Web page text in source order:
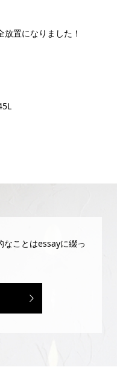
放置になりました！
ことはessayに綴っ